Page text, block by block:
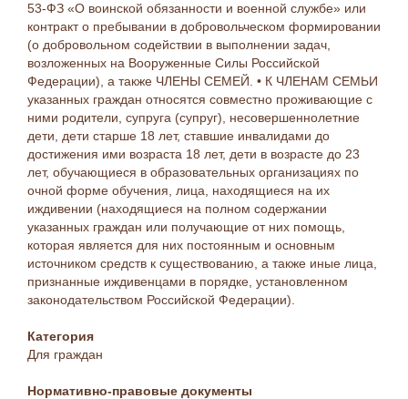
53-ФЗ «О воинской обязанности и военной службе» или
контракт о пребывании в добровольческом формировании
(о добровольном содействии в выполнении задач,
возложенных на Вооруженные Силы Российской
Федерации), а также ЧЛЕНЫ СЕМЕЙ. • К ЧЛЕНАМ СЕМЬИ
указанных граждан относятся совместно проживающие с
ними родители, супруга (супруг), несовершеннолетние
дети, дети старше 18 лет, ставшие инвалидами до
достижения ими возраста 18 лет, дети в возрасте до 23
лет, обучающиеся в образовательных организациях по
очной форме обучения, лица, находящиеся на их
иждивении (находящиеся на полном содержании
указанных граждан или получающие от них помощь,
которая является для них постоянным и основным
источником средств к существованию, а также иные лица,
признанные иждивенцами в порядке, установленном
законодательством Российской Федерации).
Категория
Для граждан
Нормативно-правовые документы